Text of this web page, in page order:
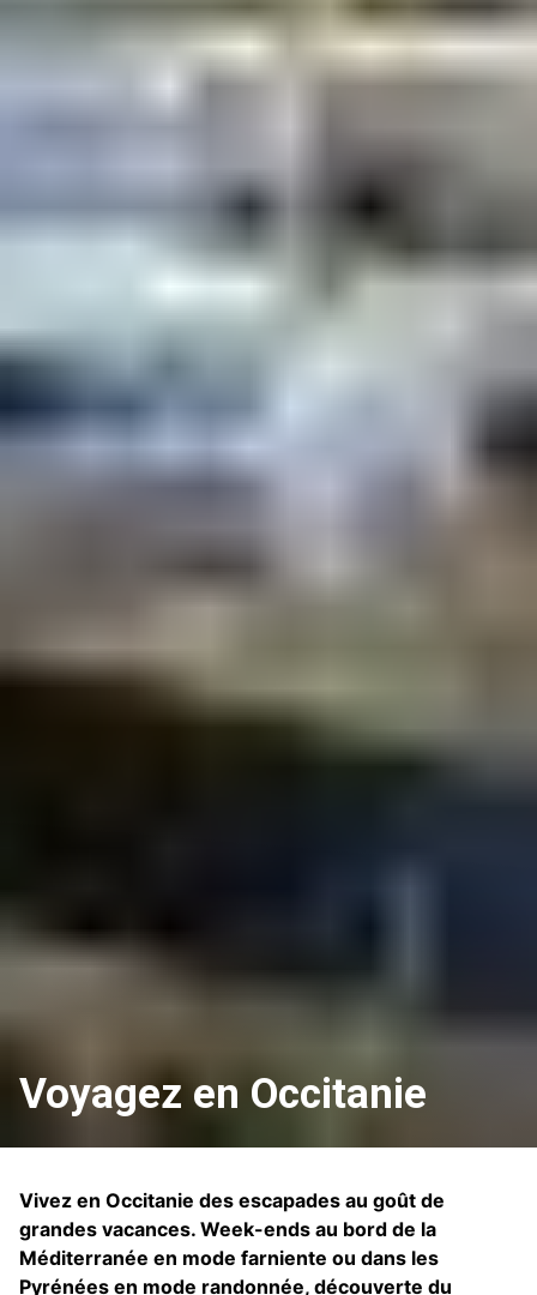
Voyagez en Occitanie
Vivez en Occitanie des escapades au goût de
grandes vacances. Week-ends au bord de la
Méditerranée en mode farniente ou dans les
Pyrénées en mode randonnée, découverte du